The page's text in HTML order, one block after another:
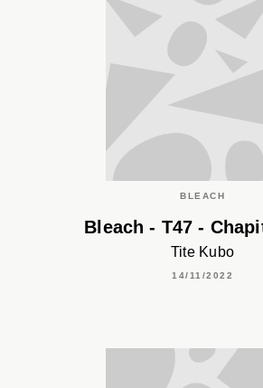
BLEACH
Bleach - T47 -
Tite Kubo
14/11/2022